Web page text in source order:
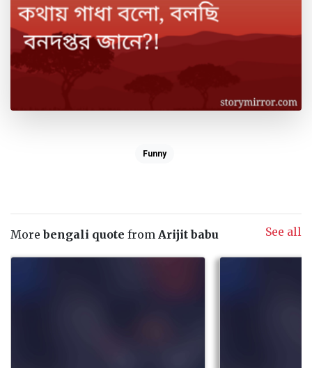
Funny
Morebengali quote from Arijit babu See all